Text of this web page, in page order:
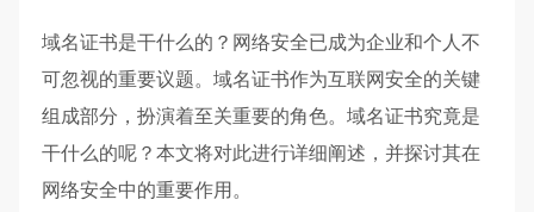
域名证书是干什么的？网络安全已成为企业和个人不
可忽视的重要议题。域名证书作为互联网安全的关键
组成部分，扮演着至关重要的角色。域名证书究竟是
干什么的呢？本文将对此进行详细阐述，并探讨其在
网络安全中的重要作用。